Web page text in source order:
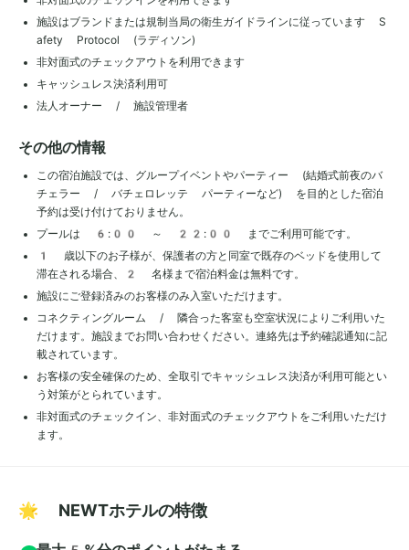
施設はブランドまたは規制当局の衛生ガイドラインに従っています S
afety Protocol (ラディソン)
非対面式のチェックアウトを利用できます
キャッシュレス決済利用可
法人オーナー / 施設管理者
その他の情報
この宿泊施設では、グループイベントやパーティー (結婚式前夜のバ
チェラー / バチェロレッテ パーティーなど) を目的とした宿泊
予約は受け付けておりません。
プールは 6:00 ～ 22:00 までご利用可能です。
1 歳以下のお子様が、保護者の方と同室で既存のベッドを使用して
滞在される場合、2 名様まで宿泊料金は無料です。
施設にご登録済みのお客様のみ入室いただけます。
コネクティングルーム / 隣合った客室も空室状況によりご利用いた
だけます。施設までお問い合わせください。連絡先は予約確認通知に記
載されています。
お客様の安全確保のため、全取引でキャッシュレス決済が利用可能とい
う対策がとられています。
非対面式のチェックイン、非対面式のチェックアウトをご利用いただけ
ます。
🌟 NEWTホテルの特徴